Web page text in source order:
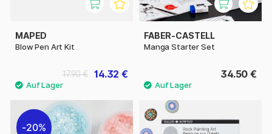
MAPED
Blow Pen Art Kit
14.32 €
17.90 €
FABER-CASTELL
Manga Starter Set
34.50 €
20%